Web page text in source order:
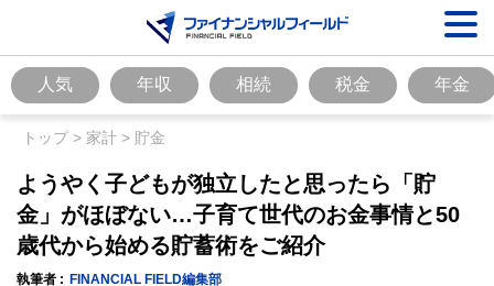
人気 年収 相続 税金 年金
トップ> 家計 > 貯金
ようやく子どもが独立したと思ったら「貯
金」がほぼない…子育て世代のお金事情と50
歳代から始める貯蓄術をご紹介
執筆者 : FINANCIAL FIELD編集部